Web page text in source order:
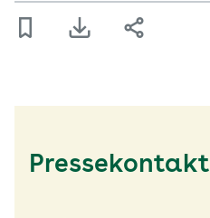
Pressekontakt